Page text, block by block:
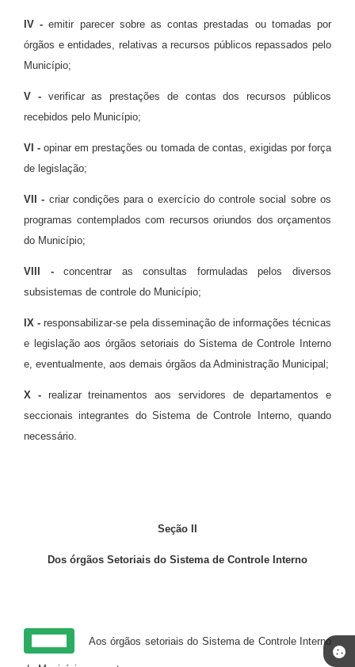
IV - emitir parecer sobre as contas prestadas ou tomadas por
órgãos e entidades, relativas a recursos públicos repassados pelo
Município;
V -verificar as prestações de contas dos recursos públicos
recebidos pelo Município;
VI - opinar em prestações ou tomada de contas, exigidas por força
de legislação;
VII - criar condições para o exercício do controle social sobre os
programas contemplados com recursos oriundos dos orçamentos
do Município;
VIII -concentrar as consultas formuladas pelos diversos
subsistemas de controle do Município;
IX - responsabilizar-se pela disseminação de informações técnicas
e legislação aos órgãos setoriais do Sistema de Controle Interno
e, eventualmente, aos demais órgãos da Administração Municipal;
X -realizar treinamentos aos servidores de departamentos e
seccionais integrantes do Sistema de Controle Interno, quando
necessário.
Seção II
Dos órgãos Setoriais do Sistema de Controle Interno
Aos órgãos setoriais do Sistema de Controle Interno